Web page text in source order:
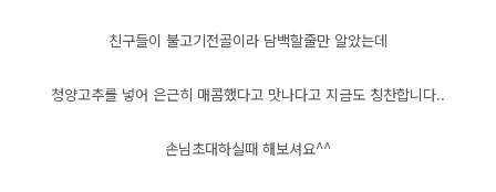
친구들이 불고기전골이라 담백할줄만 알았는데
청양고추를 넣어 은근히 매콤했다고 맛나다고 지금도 칭찬합니다..
손님초대하실때 해보셔요^^